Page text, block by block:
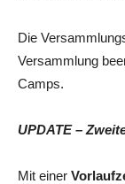
Die
Versammlung
Camps.
UPDATE –
Mit einer